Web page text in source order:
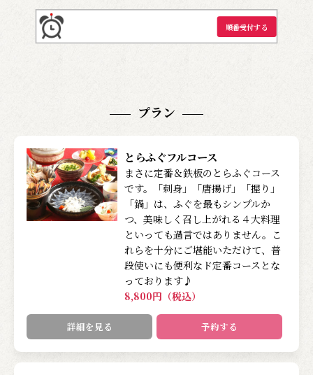
順番受付する
プラン
とらふぐフルコース
まさに定番＆鉄板のとらふぐコース
です。「刺身」「唐揚げ」「握り」
「鍋」は、ふぐを最もシンプルか
つ、美味しく召し上がれる４大料理
といっても過言ではありません。こ
れらを十分にご堪能いただけて、普
段使いにも便利なド定番コースとな
っております♪
8,800円（税込）
詳細を見る 予約する